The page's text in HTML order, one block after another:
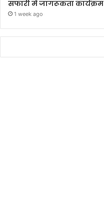
सफारी में जागरूकता कार्यक्रम
1 week ago